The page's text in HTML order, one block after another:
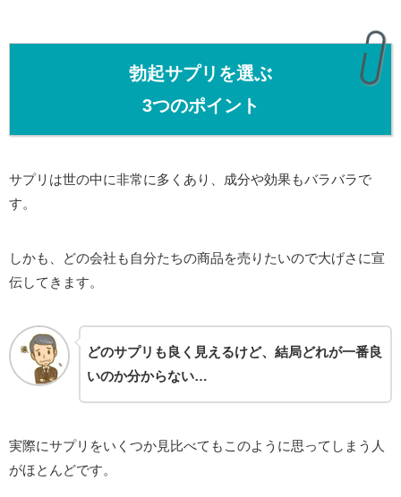
勃起サプリを選ぶ
3つのポイント
サプリは世の中に非常に多くあり、成分や効果もバラバラで
す。
しかも、どの会社も自分たちの商品を売りたいので大げさに宣
伝してきます。
どのサプリも良く見えるけど、結局どれが一番良
いのか分からない…
実際にサプリをいくつか見比べてもこのように思ってしまう人
がほとんどです。